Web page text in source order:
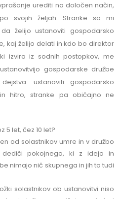
urediti na določen način,
svojih željah. Stranke so mi
želijo ustanoviti gospodarsko
kaj želijo delati in kdo bo direktor
izvira iz sodnih postopkov, me
gospodarske družbe
ustanoviti gospodarsko
hitro, stranke pa običajno ne
5 let, čez 10 let?
od solastnikov umre in v družbo
dediči pokojnega, ki z idejo in
nimajo nič skupnega in jih to tudi
solastnikov ob ustanovitvi niso